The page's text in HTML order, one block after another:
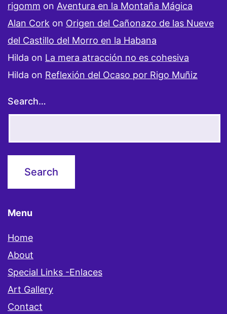
rigomm on Aventura en la Montaña Mágica
Alan Cork on Origen del Cañonazo de las Nueve
del Castillo del Morro en la Habana
Hilda on La mera atracción no es cohesiva
Hilda on Reflexión del Ocaso por Rigo Muñiz
Search…
Menu
Home
About
Special Links -Enlaces
Art Gallery
Contact